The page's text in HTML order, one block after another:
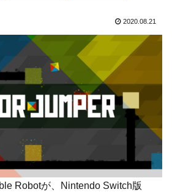
2020.08.21
Robotが、Nintendo Switch版